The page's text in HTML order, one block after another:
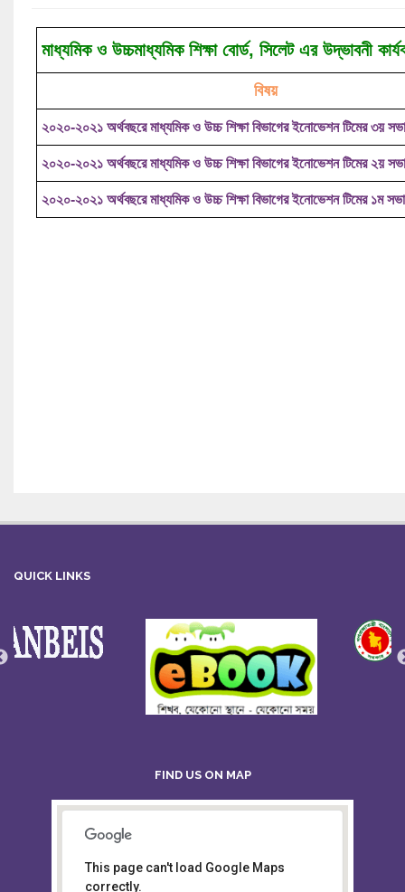
মাধ্যমিক ও উচ্চমাধ্যমিক শিক্ষা বোর্ড, সিলেট এর উদ্ভাবনী
বিষয়
২০২০-২০২১ অর্থবছরে মাধ্যমিক ও উচ্চ শিক্ষা বিভাগের ইনোভেশন টিমের ৩য় সভার
২০২০-২০২১ অর্থবছরে মাধ্যমিক ও উচ্চ শিক্ষা বিভাগের ইনোভেশন টিমের ২য় সভার
২০২০-২০২১ অর্থবছরে মাধ্যমিক ও উচ্চ শিক্ষা বিভাগের ইনোভেশন টিমের ১ম সভার
QUICK LINKS
FIND US ON MAP